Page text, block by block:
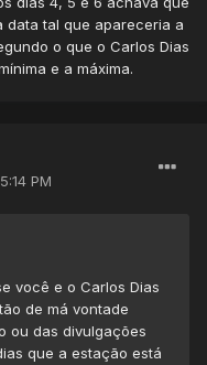
data tal que apareceria a
o que o Carlos Dias
e a máxima.
PM
você e o Carlos Dias
de má vontade
ou das divulgações
que a estação está